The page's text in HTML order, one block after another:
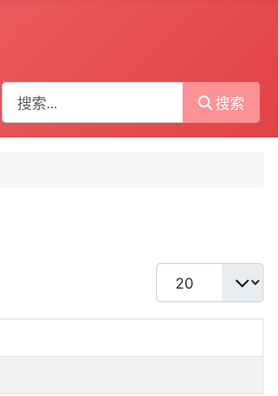
搜索
搜索
每页显示条数